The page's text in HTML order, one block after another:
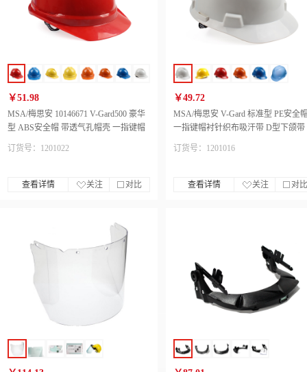
￥51.98
MSA/梅思安 10146671 V-Gard500 豪华
型 ABS安全帽 带透气孔帽壳 一指键帽
衬针织布吸汗带 D型下颌带
订货号：1201022
查看详情 关注 对比
￥49.72
MSA/梅思安 V-Gard 标准型 PE安全
一指键帽衬针织布吸汗带 D型下颌带
订货号：1201016
查看详情 关注 对比